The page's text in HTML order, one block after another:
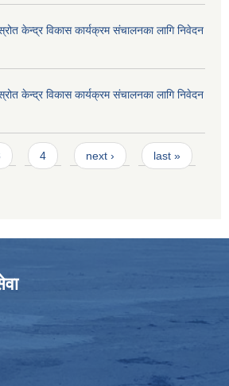
केन्द्र विकास कार्यक्रम संचालनका लागि निवेदन
केन्द्र विकास कार्यक्रम संचालनका लागि निवेदन
4 next › last »